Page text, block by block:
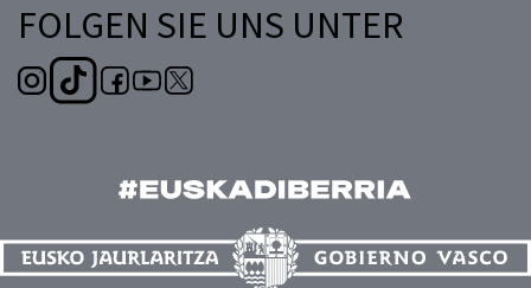
FOLGEN SIE UNS UNTER